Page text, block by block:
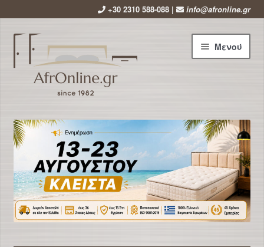
+30 2310 588-088 | info@afronline.gr
Απευθείας
μετάβαση
στην
πλοήγηση
Μετάβαση
σε
περιεχόμενο
Μενού
Εταιρεία
Προϊόντα
υπό-
μενού
Χρήσιμα